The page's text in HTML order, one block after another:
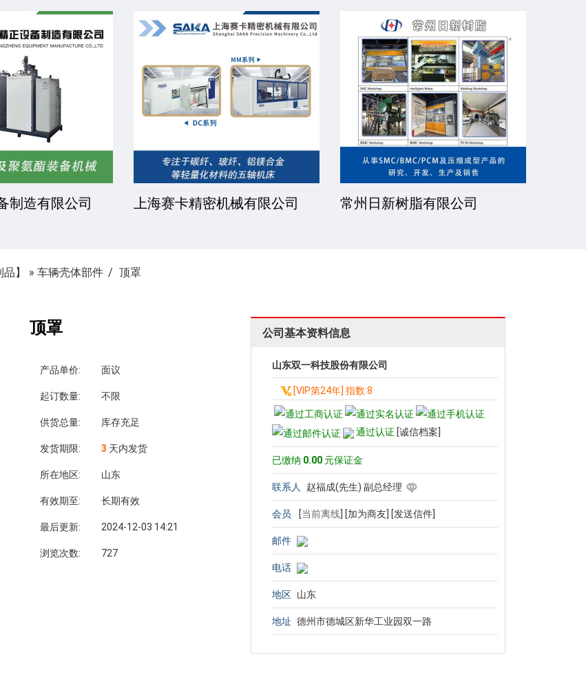
制造有限公司 上海赛卡精密机械有限公司 常州日新树脂有限公司
】 » 车辆壳体部件 顶罩
顶罩
产品单价: 面议
起订数量: 不限
供货总量: 库存充足
发货期限: 3 天内发货
所在地区: 山东
有效期至: 长期有效
最后更新: 2024-12-03 14:21
浏览次数: 727
公司基本资料信息
山东双一科技股份有限公司
[VIP第24年] 指数:8
通过认证 [诚信档案]
已缴纳 0.00 元保证金
联系人 赵福成(先生) 副总经理
会员 [当前离线] [加为商友] [发送信件]
邮件
电话
地区 山东
地址 德州市德城区新华工业园双一路